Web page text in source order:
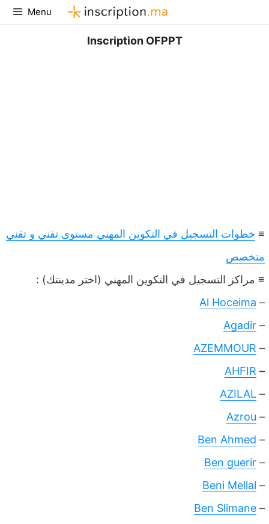
Aller
au
Menu
Inscription OFPPT
≡ خطوات التسجيل في التكوين المهني مستوى تقني و تقني
متخصص
≡ مراكز التسجيل في التكوين المهني (اختر مدينتك) :
–
Al Hoceima
–
Agadir
–
AZEMMOUR
–
AHFIR
–
AZILAL
–
Azrou
–
Ben Ahmed
–
Ben guerir
–
Beni Mellal
–
Ben Slimane